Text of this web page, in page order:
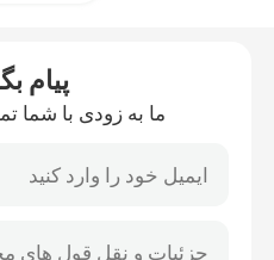
دوچرخه های خاکی اندورو
پیام
ما به زودی با شما